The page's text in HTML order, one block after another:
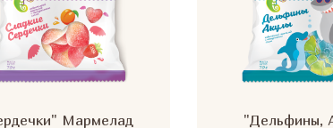
Мармелад
"Дельфины,